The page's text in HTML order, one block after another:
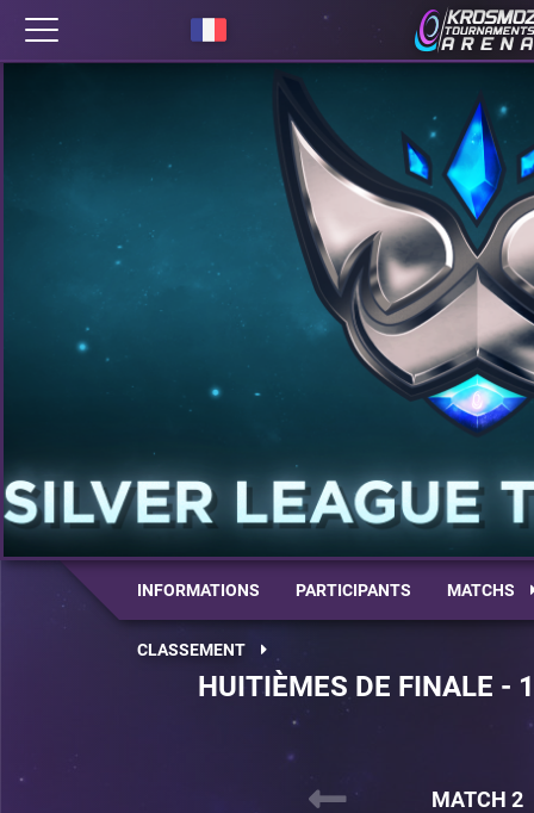
INFORMATIONS PARTICIPANTS MATCHS
CLASSEMENT
HUITIÈMES DE FINALE
MATCH 2